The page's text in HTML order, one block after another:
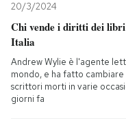
NEWSLETTER
I MIEI PREFERITI
SHOP
20/3/2024
Chi vende i diritti dei
Italia
Andrew Wylie è l'agente
mondo, e ha fatto
scrittori morti in varie
giorni fa